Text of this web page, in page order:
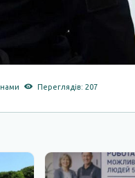
Переглядів: 207